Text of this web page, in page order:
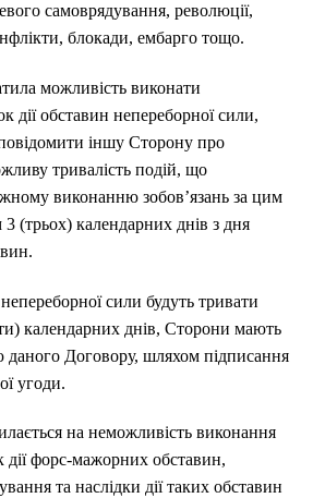
самоврядування, революції,
блокади, ембарго тощо.
можливість виконати
дії обставин непереборної сили,
іншу Сторону про
тривалість подій, що
виконанню зобов’язань за цим
(трьох) календарних днів з дня
сили будуть тривати
календарних днів, Сторони мають
Договору, шляхом підписання
угоди.
на неможливість виконання
дії форс-мажорних обставин,
та наслідки дії таких обставин